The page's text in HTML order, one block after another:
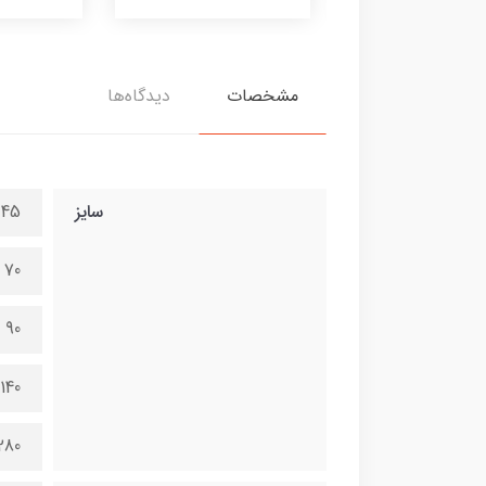
مشخصات دیدگاه‌ها
سایز 45 در 100 سانتی متر
70 در 150 سانتی متر
90 در 200 سانتی متر
140 در 300 سانتی متر
280 در 600